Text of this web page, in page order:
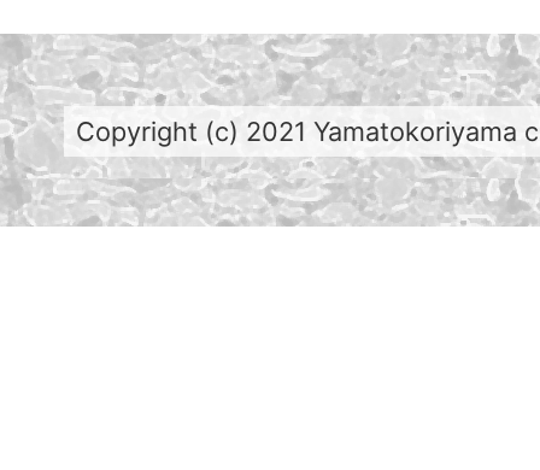
Copyright (c) 2021 Yamatokoriyama